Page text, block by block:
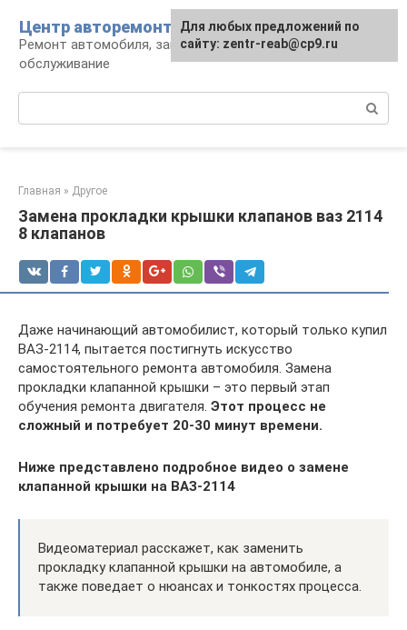
контенту
Центр авторемонта
Ремонт автомобиля, запчасти и
обслуживание
Главная » Другое
Замена прокладки крышки клапанов ваз 2114
8 клапанов
Даже начинающий автомобилист, который только купил
ВАЗ-2114, пытается постигнуть искусство
самостоятельного ремонта автомобиля. Замена
прокладки клапанной крышки – это первый этап
обучения ремонта двигателя. Этот процесс не
сложный и потребует 20-30 минут времени.
Ниже представлено подробное видео о замене
клапанной крышки на ВАЗ-2114
Видеоматериал расскажет, как заменить
прокладку клапанной крышки на автомобиле, а
также поведает о нюансах и тонкостях процесса.
Для любых предложений по
сайту: zentr-reab@cp9.ru